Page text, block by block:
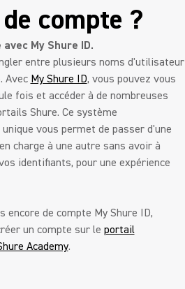
compte ?
My Shure ID.
entre plusieurs noms d'utilisateur
Avec My Shure ID, vous pouvez vous
fois et accéder à de nombreuses
Shure. Ce système
vous permet de passer d'une
charge à une autre sans avoir à
identifiants, pour une expérience
encore de compte My Shure ID,
un compte sur le portail
Academy.